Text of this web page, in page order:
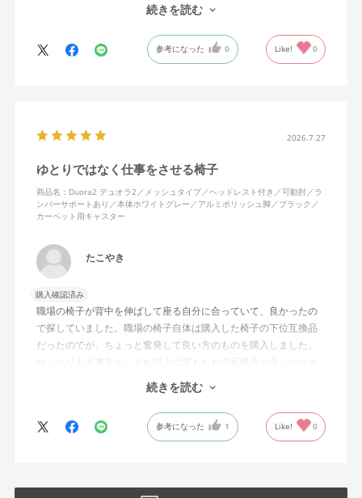
ランバーサポートは思ったよりやさしいサポート。従来使ってい
た骨盤サポートチェアよりも支える感じは緩やかだが、姿勢の崩
の夏の暑さを考えてメッシュを選んで正解。暑気が上がる2階の仕
ープグリーンも爽やかさを感じさせてGOOD。
シンプルで機能性の高いバランスのとれたチェア。背面とヘッド
レストにもたれかかるような使い方はまだあまりしていないが、
続きを読む
参考になった 0 Like! 0
2026.7.27
ゆとりではなく仕事をさせる椅子
商品名：Duora2 デュオラ2／メッシュタイプ／ヘッドレスト付き／可動肘／ラ
ンバーサポートあり／本体ホワイトグレー／アルミポリッシュ脚／ブラック／
カーペット用キャスター
たこやき
購入確認済み
職場の椅子が背中を伸ばして座る自分に合っていて、良かったの
で探していました。職場の椅子自体は購入した椅子の下位互換品
だったのでが、ちょっと奮発して良い方のものを購入しました。
ゆったりも出来るが、それ以上に背もたれの反発力やランバーサ
ポートを突き出したり出来るので、モニターに向かわす方にも力
が入っていて仕事をするにはすごく良い椅子でした。
続きを読む
参考になった 1 Like! 0